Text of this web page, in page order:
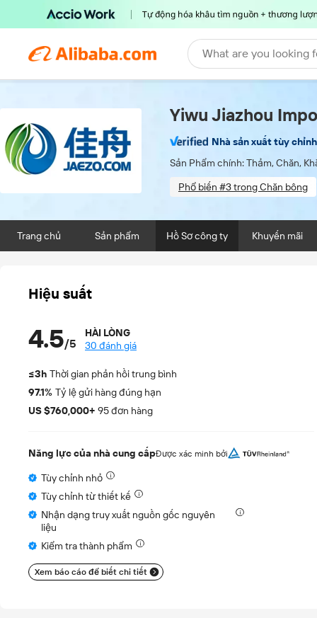
What are you looking
Yiwu Jiazhou
Nhà sản xuất tùy chỉnh
Sản Phẩm chính:Thảm, Chăn,
Phổ biến #3 trong Chăn bông
Trang chủ Sản phẩm Hồ Sơ công ty Khuyến mãi
Hiệu suất
4.5/5
HÀI LÒNG
30 đánh giá
≤3h Thời gian phản hồi trung bình
97.1% Tỷ lệ gửi hàng đúng hạn
US $760,000+ 95 đơn hàng
Năng lực của nhà cung cấpĐược xác minh bởi
Tùy chỉnh nhỏ
Tùy chỉnh từ thiết kế
Nhận dạng truy xuất nguồn gốc nguyên
liệu
Kiểm tra thành phẩm
Xem báo cáo để biết chi tiết